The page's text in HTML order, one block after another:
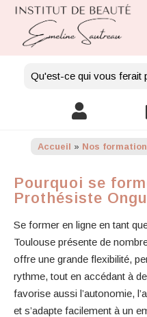

Accueil » Nos
Pourquoi se
Prothésiste
Se former en ligne en tant
Toulouse présente de
offre une grande flexibilité,
rythme, tout en accédant à
favorise aussi l’autonomie,
et s’adapte facilement à un